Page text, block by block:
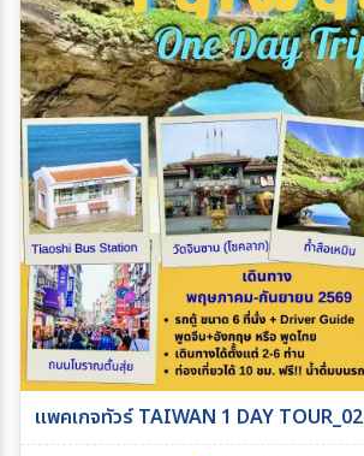
แพคเกจทัวร์ TAIWAN 1 DAY TOUR_02